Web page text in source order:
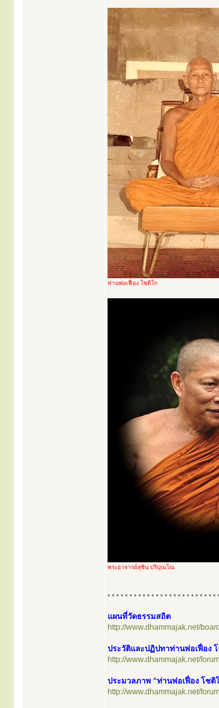
ท่านพ่อเฟื่อง โชติโก
พระอาจารย์สุชิน ปริปุณโณ
* * * * * * * * * * * * * * * * * * * * * * * * *
แผนที่วัดธรรมสถิต
http://www.dhammajak.net/
ประวัติและปฏิปทาท่านพ่อเฟื่อง
http://www.dhammajak.net/
ประมวลภาพ “ท่านพ่อเฟื่อง โชติ
http://www.dhammajak.net/